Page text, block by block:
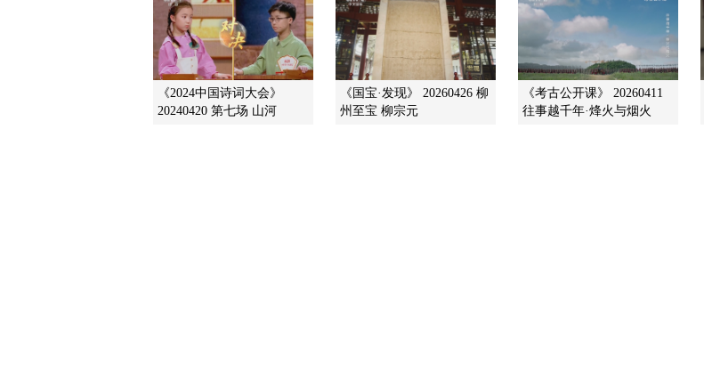
《2024中国诗词大会》
20240420 第七场 山河
《国宝·发现》 20260426 柳
州至宝 柳宗元
《考古公开课》 20260411
往事越千年·烽火与烟火